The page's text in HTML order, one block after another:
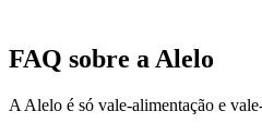
FAQ sobre a Alelo
A Alelo é só vale-alimentação e